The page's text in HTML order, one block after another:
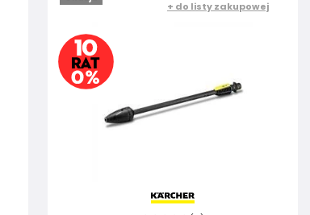
+ do listy zakupowej